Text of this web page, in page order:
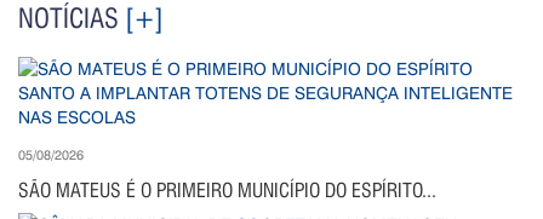
NOTÍCIAS [+]
05/08/2026
SÃO MATEUS É O PRIMEIRO MUNICÍPIO DO ESPÍRITO...